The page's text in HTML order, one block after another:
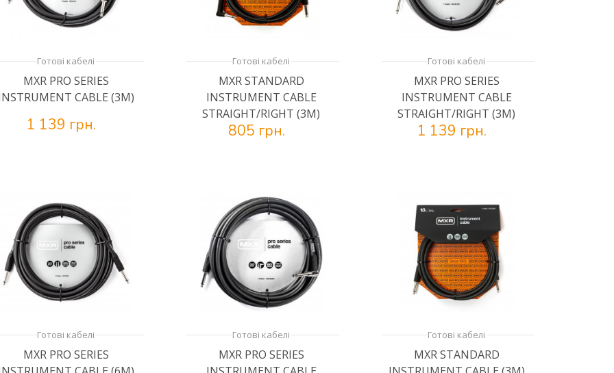
Готові кабелі
MXR PRO SERIES
CABLE (3M)
1 139 грн.
Готові кабелі
MXR STANDARD
INSTRUMENT CABLE
STRAIGHT/RIGHT (3M)
805 грн.
Готові кабелі
MXR PRO SERIES
INSTRUMENT CABLE
STRAIGHT/RIGHT (3M)
1 139 грн.
Готові кабелі
MXR PRO SERIES
Готові кабелі
MXR PRO SERIES
Готові кабелі
MXR STANDARD